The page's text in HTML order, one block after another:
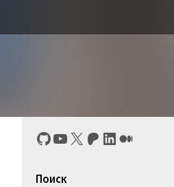
GitHub
YouTube
X Patreon
LinkedIn
Средний
Поиск